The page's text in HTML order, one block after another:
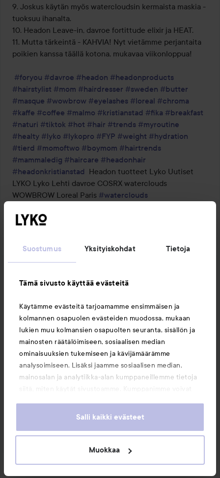
Suostumus Yksityiskohdat Tietoja
Tämä sivusto käyttää evästeitä
Käytämme evästeitä tarjoamamme ensimmäisen ja
kolmannen osapuolen evästeiden muodossa, mukaan
lukien muu kolmansien osapuolten seuranta, sisällön ja
mainosten räätälöimiseen, sosiaalisen median
ominaisuuksien tukemiseen ja kävijämäärämme
analysoimiseen. Lisäksi jaamme sosiaalisen median,
mainosalan ja analytiikka-alan kumppaneillemme tietoja
heille tai joita on kerätty, kun olet käyttänyt heidän
evästeiden käytön.
Salli kaikki evästeet
Muokkaa
9. Joskus käytän myös watercloudsin kermaista maskia -
tuoksuu ihanalta.
10. Headon Leave-in, davroe fortittude elixir ja HEAT.
11. Mutta tärkeintä - KAHVIA! Nyt vietämme perjantaita
poikien kanssa täällä kotona, mukavaa viikonloppua!
#foryou #davroe #headon #headonproducts
#hairstylist #mom #hairdresser #sweden #butter
#masque #wowbrow #eyelashes #loreal #chroma
#kaffe #coffee #malmo #kristianstad #fika #breakfast
#naturi #tiktok #hot #hair #trends #myroutine
#healty #lyko #lykopro #FYP #weight #hydration
#tierd #momoftwo #boymom #hairtrends
#mammaledig #haircare #headonhair
#headonkristianstad
  Headon tuotteet Lyko Uutiset
LYKO Lyko Lehti davroe COSRX waterclouds
WOWBROW Loreal Paris #waterclouds
10 TUOTETTA JULKAISUSSA MOMOF2 HIUS JA
OHITA OSIO
11 tykkää 1 kommentti
Pernilla Christina
🤗❤️
2 tykkää
Kirjaudu lähettääksesi kommentin